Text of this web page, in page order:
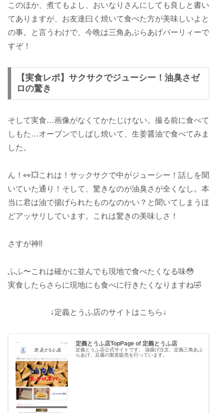
このほか、煮てもよし、おいなりさんにしても良しと書い
てありますが、お友達曰く焼いて食べた方が美味しいよと
の事。と言うわけで、今晩は三角あぶらあげパーリィーで
すぞ！
【実食レポ】サクサクでジューシー！油臭さゼ
ロの驚き
そして実食…画像がなくてかたじけない。撮る前に食べて
しもた…オーブンでしばし焼いて、生姜醤油で食べてみま
した。
ん！👀💥これは！サックサクで中がジューシー！話しを聞
いていた通り！そして、驚きなのが油臭さが全くなし。本
当に君は油で揚げられたものなのかい？と聞いてしまうほ
どアッサリしています。これは驚きの美味しさ！
さすが神‼️
ふふ〜これは確かに並んでも現地で食べたくなる味😳
実食したらさらに現地にも食べに行きたくなりますね🤣
↓定義とうふ店のサイトはこちら↓
定義とうふ店TopPage of 定義とうふ店
定義とうふ店公式サイトです。 油揚げ注文、定義三角あぶ
らあげ、豆腐の製造販売を行っています。